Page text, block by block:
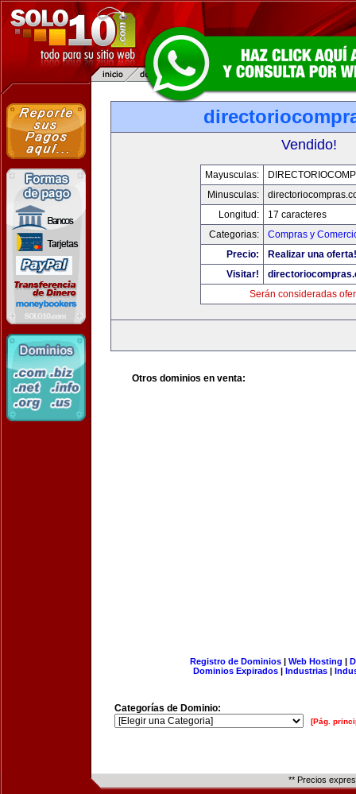
Vendido!
Mayusculas:
Minusculas:
Longitud:
17 caracteres
Categorias:
Compras y
Precio:
Realizar una oferta!
Visitar!
Serán consideradas
Otros dominios en venta:
Registro de Dominios| Web Hosting |
Dominios Expirados | Industrias |
Categorías de Dominio:
[Pág.
** Precios